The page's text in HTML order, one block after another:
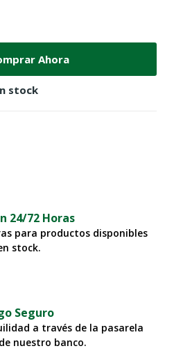
Ahora
stock
24/72 Horas
para productos disponibles
stock.
Seguro
a través de la pasarela
nuestro banco.